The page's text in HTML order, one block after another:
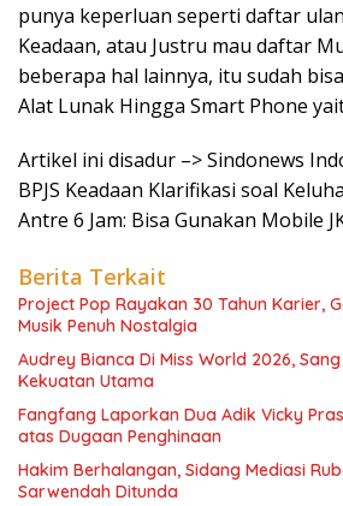
punya keperluan seperti daftar
Keadaan, atau Justru mau daftar
beberapa hal lainnya, itu sudah
Alat Lunak Hingga Smart Phone
Artikel ini disadur –> Sindonews
BPJS Keadaan Klarifikasi soal
Antre 6 Jam: Bisa Gunakan Mobile
Berita Terkait
Project Pop Rayakan 30 Tahun Karier,
Musik Penuh Nostalgia
Audrey Bianca Di Miss World 2026,
Kekuatan Utama
Fangfang Laporkan Dua Adik Vicky
atas Dugaan Penghinaan
Hakim Berhalangan, Sidang Mediasi
Sarwendah Ditunda